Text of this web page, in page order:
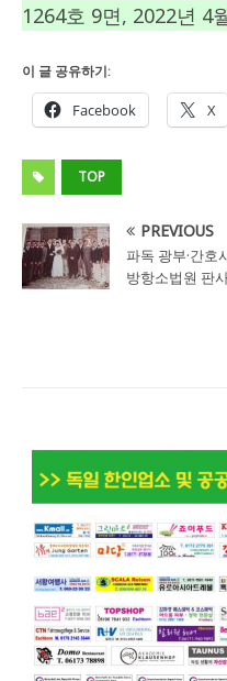
1264호 9면, 2022년 4
이 글 공유하기:
Facebook X
TOP
PREVIOUS
파독 광부·간호
방항소법원 판